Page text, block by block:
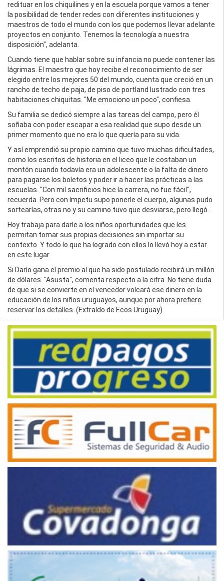
redituar en los chiquilines y en la escuela porque vamos a tener
la posibilidad de tender redes con diferentes instituciones y
maestros de todo el mundo con los que podemos llevar adelante
proyectos en conjunto. Tenemos la tecnología a nuestra
disposición", adelanta.
Cuando tiene que hablar sobre su infancia no puede contener las
lágrimas. El maestro que hoy recibe el reconocimiento de ser
elegido entre los mejores 50 del mundo, cuenta que creció en un
rancho de techo de paja, de piso de portland lustrado con tres
habitaciones chiquitas. "Me emociono un poco", confiesa.
Su familia se dedicó siempre a las tareas del campo, pero él
soñaba con poder escapar a esa realidad que supo desde un
primer momento que no era lo que quería para su vida.
Y así emprendió su propio camino que tuvo muchas dificultades,
como los escritos de historia en el liceo que le costaban un
montón cuando todavía era un adolescente o la falta de dinero
para pagarse los boletos y poder ir a hacer las prácticas a las
escuelas. "Con mil sacrificios hice la carrera, no fue fácil",
recuerda. Pero con ímpetu supo ponerle el cuerpo, algunas pudo
sortearlas, otras no y su camino tuvo que desviarse, pero llegó.
Hoy trabaja para darle a los niños oportunidades que les
permitan tomar sus propias decisiones sin importar su
contexto. Y todo lo que ha logrado con ellos lo llevó hoy a estar
en este lugar.
Si Darío gana el premio al que ha sido postulado recibirá un millón
de dólares. "Asusta", comenta respecto a la cifra. No tiene duda
de que si se convierte en el vencedor volcará ese dinero en la
educación de los niños uruguayos, aunque por ahora prefiere
reservar los detalles. (Extraído de Ecos Uruguay)